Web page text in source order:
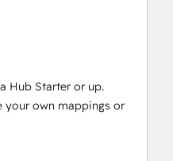
Hub Starter or up.
your own mappings or